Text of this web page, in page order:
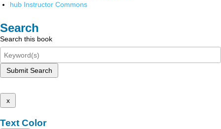
hub Instructor Commons
Search
Search this book
Submit Search
x
Text Color